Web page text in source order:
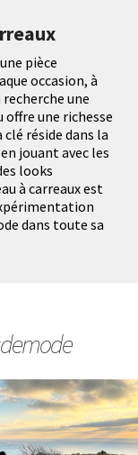
pièce
occasion, à
une
offre une richesse
réside dans la
jouant avec les
looks
à carreaux est
dans toute sa